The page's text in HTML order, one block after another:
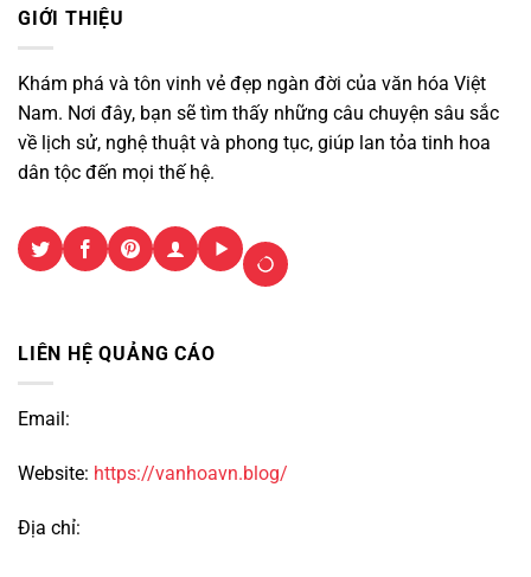
GIỚI THIỆU
Khám phá và tôn vinh vẻ đẹp ngàn đời của văn hóa Việt
Nam. Nơi đây, bạn sẽ tìm thấy những câu chuyện sâu sắc
về lịch sử, nghệ thuật và phong tục, giúp lan tỏa tinh hoa
dân tộc đến mọi thế hệ.
LIÊN HỆ QUẢNG CÁO
Email:
Website: https://vanhoavn.blog/
Địa chỉ: